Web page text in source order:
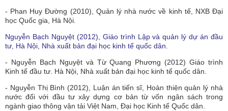
- Phan Huy Đường (2010), Quản lý nhà nước về kinh tế, NXB Đại
học Quốc gia, Hà Nội.
Nguyễn Bạch Nguyệt (2012), Giáo trình Lập và quản lý dự án đầu
tư, Hà Nội, Nhà xuất bản đại học kinh tế quốc dân.
- Nguyễn Bạch Nguyệt và Từ Quang Phương (2012) Giáo trình
Kinh tế đầu tư. Hà Nội, Nhà xuất bản đại học kinh tế quốc dân.
- Nguyễn Thị Bình (2012), Luận án tiến sĩ, Hoàn thiện quản lý nhà
nước đối với đầu tư xây dựng cơ bản từ vốn ngân sách trong
ngành giao thông vận tải Việt Nam, Đại học Kinh tế Quốc dân.